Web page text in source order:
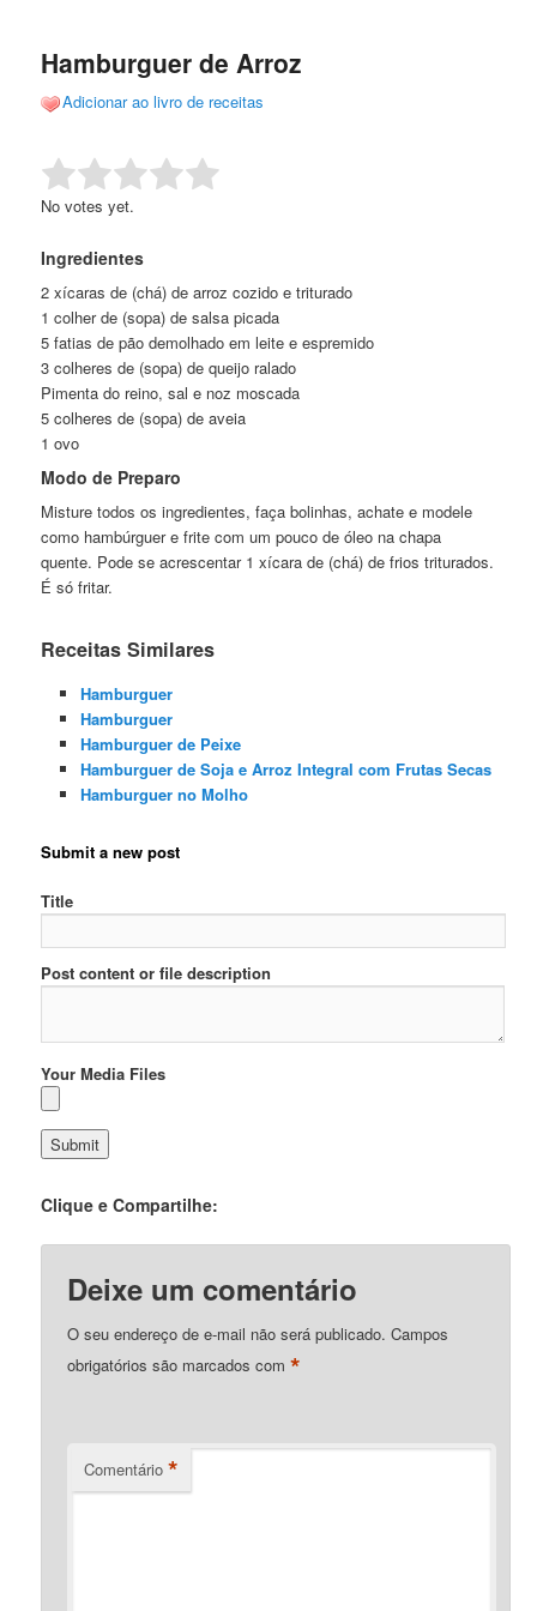
conteúdo
conteúdo
Hamburguer de Arroz
Adicionar ao livro de receitas
Rate this item: Submit Rating
No votes yet.
Ingredientes
2 xícaras de (chá) de arroz cozido e triturado
1 colher de (sopa) de salsa picada
5 fatias de pão demolhado em leite e espremido
3 colheres de (sopa) de queijo ralado
Pimenta do reino, sal e noz moscada
5 colheres de (sopa) de aveia
1 ovo
Modo de Preparo
Misture todos os ingredientes, faça bolinhas, achate e modele
como hambúrguer e frite com um pouco de óleo na chapa
quente. Pode se acrescentar 1 xícara de (chá) de frios triturados.
É só fritar.
Receitas Similares
Hamburguer
Hamburguer
Hamburguer de Peixe
Hamburguer de Soja e Arroz Integral com Frutas Secas
Hamburguer no Molho
Submit a new post
Title
Post content or file description
Your Media Files
Clique e Compartilhe:
Deixe um comentário
O seu endereço de e-mail não será publicado. Campos
obrigatórios são marcados com*
Comentário *